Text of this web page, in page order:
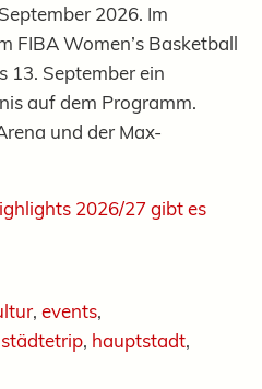
2026. Im
FIBA Women’s Basketball
13. September ein
auf dem Programm.
und der Max-
2026/27 gibt es
, events,
, hauptstadt,